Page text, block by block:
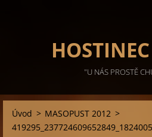
"U NÁS PROSTĚ
Úvod > MASOPUST 2012 >